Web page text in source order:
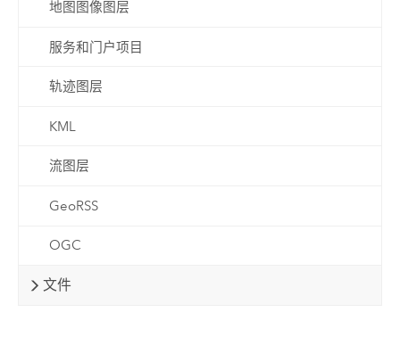
地图图像图层
服务和门户项目
轨迹图层
KML
流图层
GeoRSS
OGC
文件